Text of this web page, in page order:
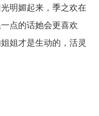
明媚起来，季之欢在
点的话她会更喜欢
姐才是生动的，活灵